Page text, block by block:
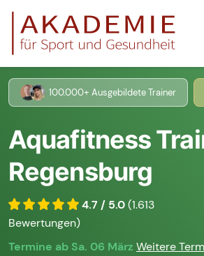
100.000+ Ausgebildete Trainer
Aquafitness
Regensburg
4.7 / 5.0(1.613
Bewertungen)
Termine ab Sa. 06 März Weitere